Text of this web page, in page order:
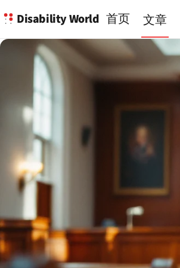
Disability World 首页 文章